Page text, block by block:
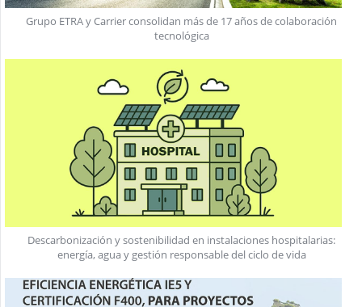
Grupo ETRA y Carrier consolidan más de 17 años de colaboración
tecnológica
Descarbonización y sostenibilidad en instalaciones hospitalarias:
energía, agua y gestión responsable del ciclo de vida